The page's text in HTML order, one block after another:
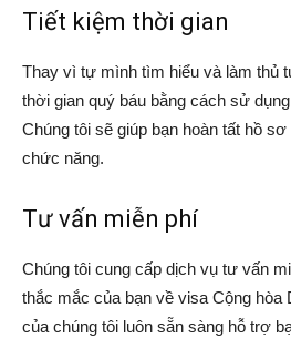
Tiết kiệm thời gian
Thay vì tự mình tìm hiểu và làm thủ
thời gian quý báu bằng cách sử
Chúng tôi sẽ giúp bạn hoàn tất hồ
chức năng.
Tư vấn miễn phí
Chúng tôi cung cấp dịch vụ tư vấn
thắc mắc của bạn về visa Cộng
của chúng tôi luôn sẵn sàng hỗ trợ